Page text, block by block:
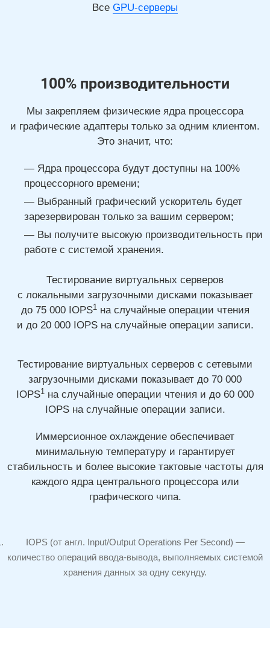
Все GPU-серверы
100% производительности
Мы закрепляем физические ядра процессора
и графические адаптеры только за одним клиентом.
Это значит, что:
Ядра процессора будут доступны на 100%
процессорного времени;
Выбранный графический ускоритель будет
зарезервирован только за вашим сервером;
Вы получите высокую производительность при
работе с системой хранения.
Тестирование виртуальных серверов
с локальными загрузочными дисками показывает
до 75 000IOPS1на случайные операции чтения
и до 20 000IOPS на случайные операции записи.
Тестирование виртуальных серверов с сетевыми
загрузочными дисками показывает до 70 000
IOPS1 на случайные операции чтения и до 60 000
IOPS на случайные операции записи.
Иммерсионное охлаждение обеспечивает
минимальную температуру и гарантирует
стабильность и более высокие тактовые частоты для
каждого ядра центрального процессора или
графического чипа.
IOPS (от англ. Input/Output Operations Per Second) —
количество операций ввода-вывода, выполняемых системой
хранения данных за одну секунду.